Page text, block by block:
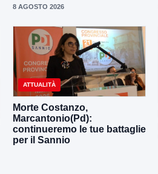
8 AGOSTO 2026
ATTUALITÀ
Morte Costanzo,
Marcantonio(Pd):
continueremo le tue battaglie
per il Sannio